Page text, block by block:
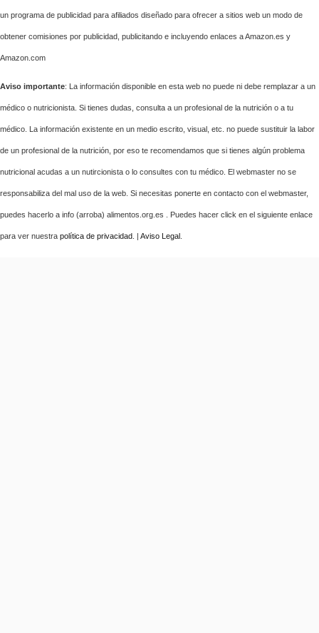
un programa de publicidad para afiliados diseñado para ofrecer a sitios web un modo de
obtener comisiones por publicidad, publicitando e incluyendo enlaces a Amazon.es y
Amazon.com
Aviso importante: La información disponible en esta web no puede ni debe remplazar a un
médico o nutricionista. Si tienes dudas, consulta a un profesional de la nutrición o a tu
médico. La información existente en un medio escrito, visual, etc. no puede sustituir la labor
de un profesional de la nutrición, por eso te recomendamos que si tienes algún problema
nutricional acudas a un nutircionista o lo consultes con tu médico. El webmaster no se
responsabiliza del mal uso de la web. Si necesitas ponerte en contacto con el webmaster,
puedes hacerlo a info (arroba) alimentos.org.es . Puedes hacer click en el siguiente enlace
para ver nuestra política de privacidad . | Aviso Legal